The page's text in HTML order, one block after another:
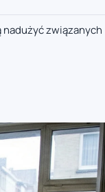
nadużyć związanych